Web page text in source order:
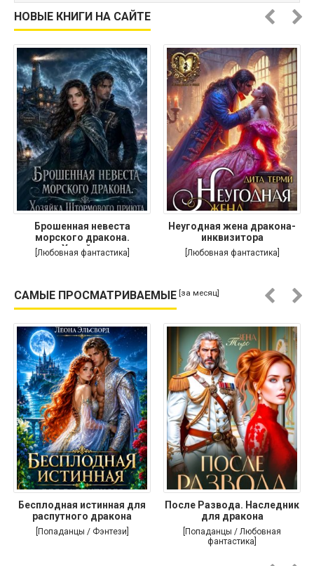
НОВЫЕ КНИГИ НА САЙТЕ
Брошенная невеста
морского дракона.
Хозяйка
[Любовная фантастика]
Неугодная жена дракона-
инквизитора
[Любовная фантастика]
САМЫЕ ПРОСМАТРИВАЕМЫЕ [за месяц]
Бесплодная истинная для
распутного дракона
[Попаданцы / Фэнтези]
После Развода. Наследник
для дракона
[Попаданцы / Любовная
фантастика]